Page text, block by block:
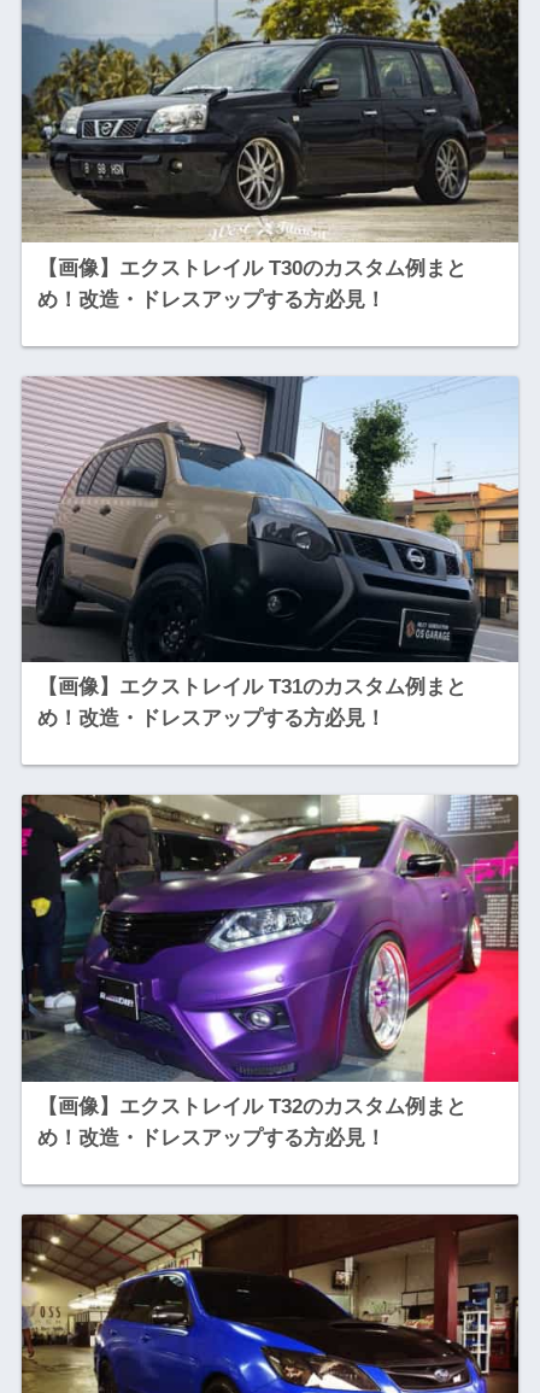
【画像】エクストレイル T30のカスタム例まと
め！改造・ドレスアップする方必見！
【画像】エクストレイル T31のカスタム例まと
め！改造・ドレスアップする方必見！
【画像】エクストレイル T32のカスタム例まと
め！改造・ドレスアップする方必見！